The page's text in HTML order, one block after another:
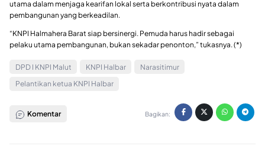
utama dalam menjaga kearifan lokal serta berkontribusi nyata dalam
pembangunan yang berkeadilan.
“KNPI Halmahera Barat siap bersinergi. Pemuda harus hadir sebagai
pelaku utama pembangunan, bukan sekadar penonton,” tukasnya. (*)
DPD I KNPI Malut KNPI Halbar
Narasitimur
Pelantikan ketua KNPI Halbar
Komentar Bagikan: